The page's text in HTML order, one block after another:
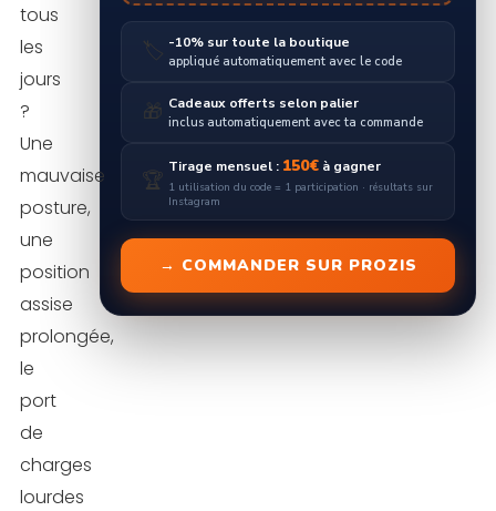
🏷️ -10% sur toute la boutique
appliqué automatiquement avec le code
🎁 Cadeaux offerts selon palier
inclus automatiquement avec ta commande
🏆
Tirage mensuel : 150€ à gagner
1 utilisation du code = 1 participation · résultats sur
Instagram
→ COMMANDER SUR PROZIS
tous
les
jours
?
Une
mauvaise
posture,
une
position
assise
prolongée,
le
port
de
charges
lourdes